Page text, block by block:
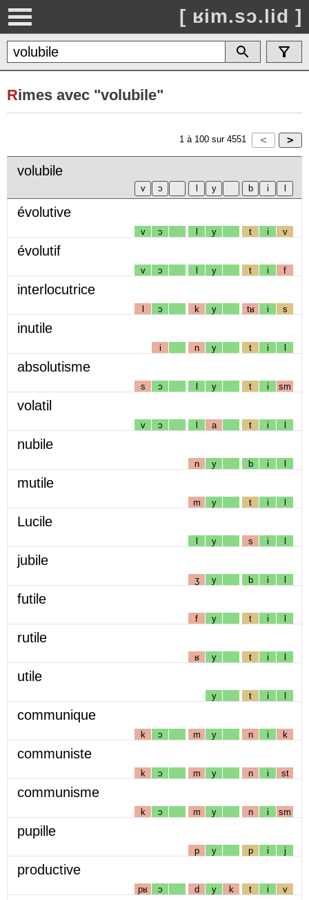
[ ʁim.sɔ.lid ]
Rimes avec "volubile"
1 à 100 sur 4551
volubile
évolutive
v ɔ l y t i v
évolutif
v ɔ l y t i f
interlocutrice
l ɔ k y tʁ i s
inutile
i n y t i l
absolutisme
s ɔ l y t i sm
volatil
v ɔ l a t i l
nubile
n y b i l
mutile
m y t i l
Lucile
l y s i l
jubile
ʒ y b i l
futile
f y t i l
rutile
ʁ y t i l
utile
y t i l
communique
k ɔ m y n i k
communiste
k ɔ m y n i st
communisme
k ɔ m y n i sm
pupille
p y p i j
productive
pʁ ɔ d y k t i v